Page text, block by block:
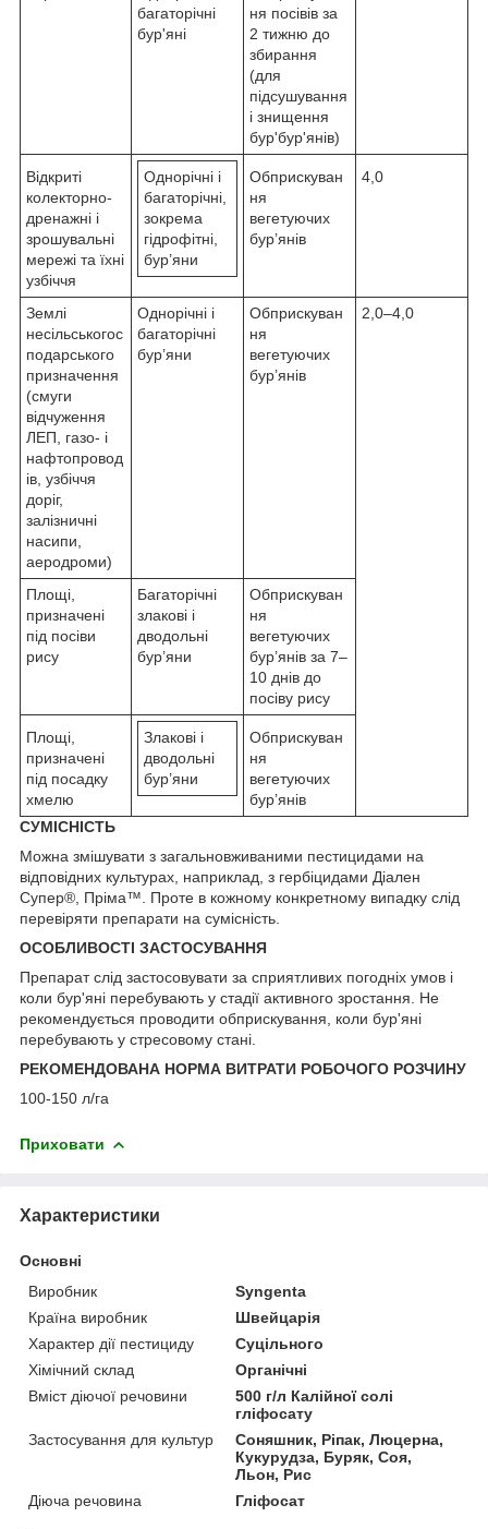
багаторічні
бур'яні
ня посівів за
2 тижню до
збирання
(для
підсушування
і знищення
бур'бур'янів)
Відкриті
колекторно-
дренажні і
зрошувальні
мережі та їхні
узбіччя
Однорічні і
багаторічні,
зокрема
гідрофітні,
бур’яни
Обприскуван
ня
вегетуючих
бур’янів
4,0
Землі
несільськогос
подарського
призначення
(смуги
відчуження
ЛЕП, газо- і
нафтопровод
ів, узбіччя
доріг,
залізничні
насипи,
аеродроми)
Однорічні і
багаторічні
бур’яни
Обприскуван
ня
вегетуючих
бур’янів
2,0–4,0
Площі,
призначені
під посіви
рису
Багаторічні
злакові і
дводольні
бур’яни
Обприскуван
ня
вегетуючих
бур’янів за 7–
10 днів до
посіву рису
Площі,
призначені
під посадку
хмелю
Злакові і
дводольні
бур’яни
Обприскуван
ня
вегетуючих
бур’янів
СУМІСНІСТЬ
Можна змішувати з загальновживаними пестицидами на
відповідних культурах, наприклад, з гербіцидами Діален
Супер®, Пріма™. Проте в кожному конкретному випадку слід
перевіряти препарати на сумісність.
ОСОБЛИВОСТІ ЗАСТОСУВАННЯ
Препарат слід застосовувати за сприятливих погодніх умов і
коли бур'яні перебувають у стадії активного зростання. Не
рекомендується проводити обприскування, коли бур'яні
перебувають у стресовому стані.
РЕКОМЕНДОВАНА НОРМА ВИТРАТИ РОБОЧОГО РОЗЧИНУ
100-150 л/га
Приховати
Характеристики
Основні
Виробник
Syngenta
Країна виробник
Швейцарія
Характер дії пестициду
Суцільного
Хімічний склад
Органічні
Вміст діючої речовини
500 г/л Калійної солі
гліфосату
Застосування для культур
Соняшник, Ріпак, Люцерна,
Кукурудза, Буряк, Соя,
Льон, Рис
Діюча речовина
Гліфосат